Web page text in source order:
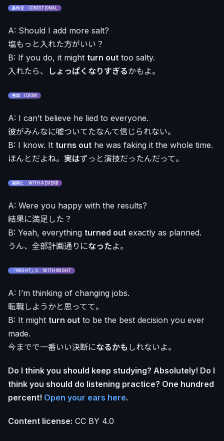
条件文 CONDITIONAL
A: Should I add more salt?
塩もっと入れた方がいい？
B: If you do, it might turn out too salty.
入れたら、
しょっぱくなりすぎるかもよ。
熟語 IDIOM
A: I can’t believe he lied to everyone.
彼がみんなに嘘ついてたなんて信じられない。
B: I know. It turns out he was faking it the whole time.
ほんとだよね。 実はずっと演技だったんだって。
副詞と WITH ADVERB
A: Were you happy with the results?
結果に満足した？
B: Yeah, everything turned out exactly as planned.
うん、全部計画通りになったよ。
「MIGHT」と WITH MIGHT
A: I’m thinking of changing jobs.
転職しようかと思ってて。
B: It might turn out to be the best decision you ever
made.
今までで一番いい決断になるかも しれないよ。
Do I think you should keep studying? Absolutely! Do I
think you should do listening practice? One hundred
percent! Open your ears here.
Content license: CC BY 4.0